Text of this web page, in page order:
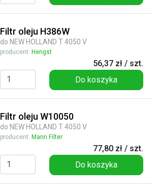
Filtr oleju H386W
do NEW HOLLAND T 4050 V
producent: Hengst
56,37 zł / szt.
Do koszyka
Filtr oleju W10050
do NEW HOLLAND T 4050 V
producent: Mann Filter
77,80 zł / szt.
Do koszyka